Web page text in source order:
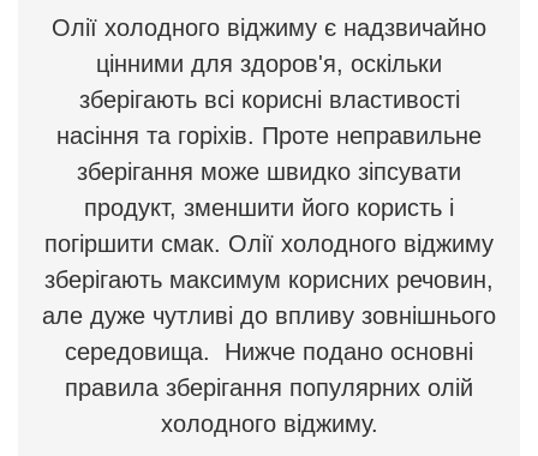
Олії холодного віджиму є надзвичайно
цінними для здоров'я, оскільки
зберігають всі корисні властивості
насіння та горіхів. Проте неправильне
зберігання може швидко зіпсувати
продукт, зменшити його користь і
погіршити смак. Олії холодного віджиму
зберігають максимум корисних речовин,
але дуже чутливі до впливу зовнішнього
середовища. Нижче подано основні
правила зберігання популярних олій
холодного віджиму.